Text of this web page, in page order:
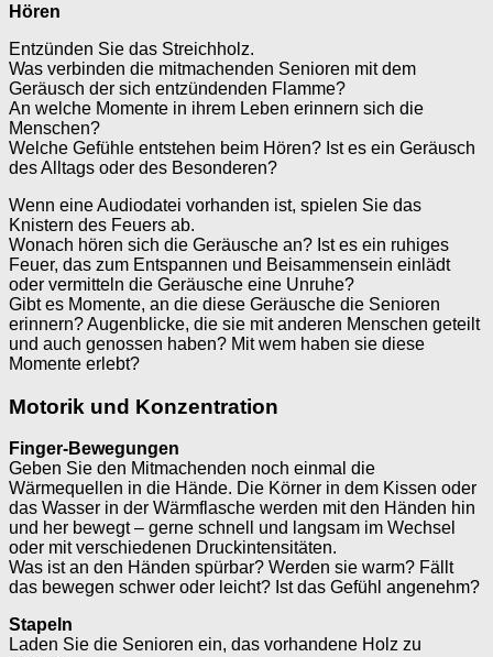
Hören
Entzünden Sie das Streichholz.
Was verbinden die mitmachenden Senioren mit dem
Geräusch der sich entzündenden Flamme?
An welche Momente in ihrem Leben erinnern sich die
Menschen?
Welche Gefühle entstehen beim Hören? Ist es ein Geräusch
des Alltags oder des Besonderen?
Wenn eine Audiodatei vorhanden ist, spielen Sie das
Knistern des Feuers ab.
Wonach hören sich die Geräusche an? Ist es ein ruhiges
Feuer, das zum Entspannen und Beisammensein einlädt
oder vermitteln die Geräusche eine Unruhe?
Gibt es Momente, an die diese Geräusche die Senioren
erinnern? Augenblicke, die sie mit anderen Menschen geteilt
und auch genossen haben? Mit wem haben sie diese
Momente erlebt?
Motorik und Konzentration
Finger-Bewegungen
Geben Sie den Mitmachenden noch einmal die
Wärmequellen in die Hände. Die Körner in dem Kissen oder
das Wasser in der Wärmflasche werden mit den Händen hin
und her bewegt – gerne schnell und langsam im Wechsel
oder mit verschiedenen Druckintensitäten.
Was ist an den Händen spürbar? Werden sie warm? Fällt
das bewegen schwer oder leicht? Ist das Gefühl angenehm?
Stapeln
Laden Sie die Senioren ein, das vorhandene Holz zu